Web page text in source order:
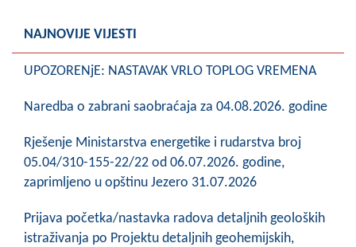
Službeni Glasnici
Vijesti
Aktivnosti
Javni pozivi
NAJNOVIJE VIJESTI
UPOZORENjE: NASTAVAK VRLO TOPLOG VREMENA
Naredba o zabrani saobraćaja za 04.08.2026. godine
Rješenje Ministarstva energetike i rudarstva broj
05.04/310-155-22/22 od 06.07.2026. godine,
zaprimljeno u opštinu Jezero 31.07.2026
Prijava početka/nastavka radova detaljnih geoloških
istraživanja po Projektu detaljnih geohemijskih,